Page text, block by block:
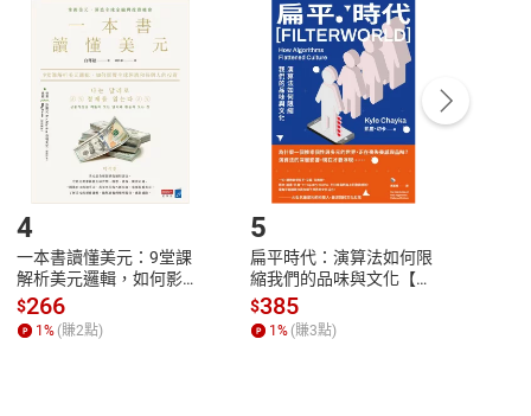
點選「瀏覽訂單明細」 「申請取消訂單/退
貨。
付款方式
Payment
完成訂單
Complete
號，下載書籍後看書
4
一本書讀懂美元：9堂課
解析美元邏輯，如何影響
全球經濟和每個人的投資
【電子書】
$266
1% (賺2點)
5
扁平時代：演算法如何限
縮我們的品味與文化【電
子書】
$385
1% (賺3點)